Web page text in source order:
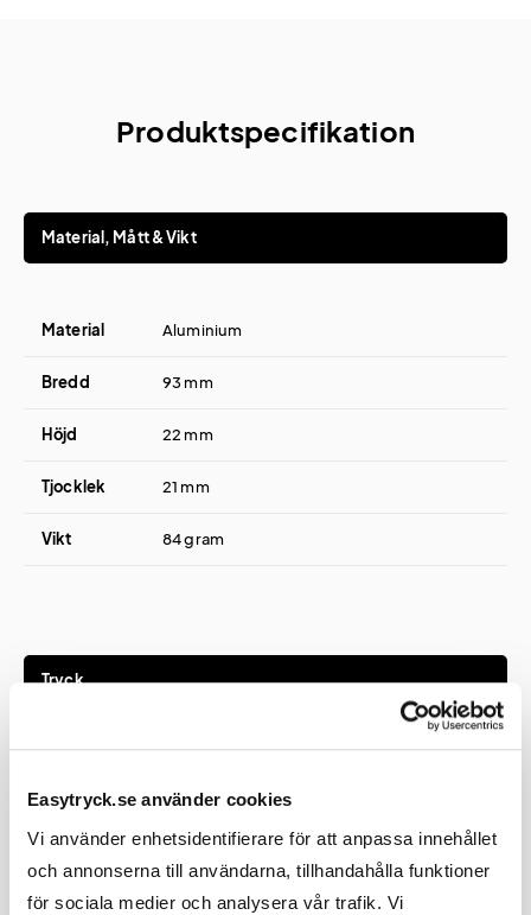
Easytryck.se använder cookies
Vi använder enhetsidentifierare för att anpassa innehållet
och annonserna till användarna, tillhandahålla funktioner
för sociala medier och analysera vår trafik. Vi
Produktspecifikation
Material, Mått & Vikt
Material Aluminium
Bredd 93 mm
Höjd 22 mm
Tjocklek 21 mm
Vikt 84 gram
Tryck
Att tänka på
Vid tryck på svart produkt blir
tryckfärgerna något mörkare.